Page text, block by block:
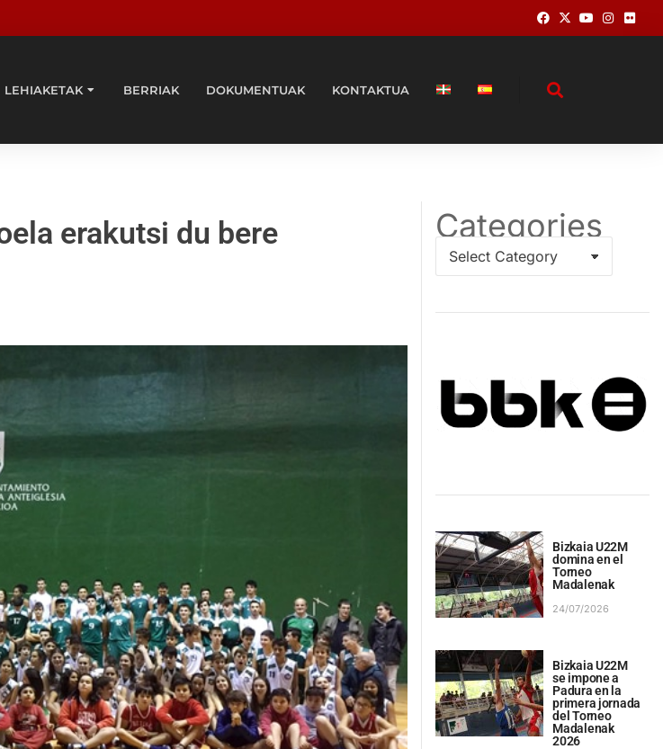
LEHIAKETAK BERRIAK DOKUMENTUAK KONTAKTUA
erakutsi du bere
Categories
Bizkaia U22M
domina en el
Torneo
Madalenak
24/07/2026
Bizkaia U22M
se impone a
Padura en la
primera jornada
del Torneo
Madalenak
2026